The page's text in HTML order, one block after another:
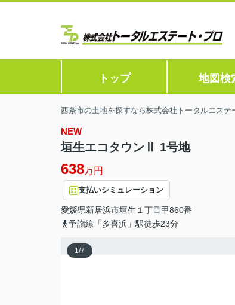
トップ 地図検
西条市の土地を探すなら株式会社トータルエステ
NEW
垣生エコタウンⅡ 1号地
638万円
支払いシミュレーション
愛媛県新居浜市垣生 １丁目甲860番
予讃線「多喜浜」駅徒歩23分
1/7